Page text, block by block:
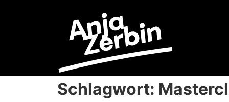
Schlagwort: